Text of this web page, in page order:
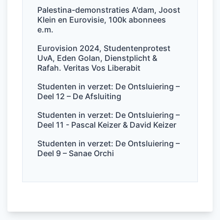
Palestina-demonstraties A'dam, Joost
Klein en Eurovisie, 100k abonnees
e.m.
Eurovision 2024, Studentenprotest
UvA, Eden Golan, Dienstplicht &
Rafah. Veritas Vos Liberabit
Studenten in verzet: De Ontsluiering –
Deel 12 – De Afsluiting
Studenten in verzet: De Ontsluiering –
Deel 11 - Pascal Keizer & David Keizer
Studenten in verzet: De Ontsluiering –
Deel 9 – Sanae Orchi
o
o
k
n p
p